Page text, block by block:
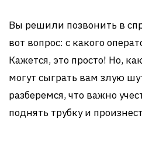
Вы решили позвонить в
вот вопрос: с какого
Кажется, это просто! Но,
могут сыграть вам злую
разберемся, что важно
поднять трубку и